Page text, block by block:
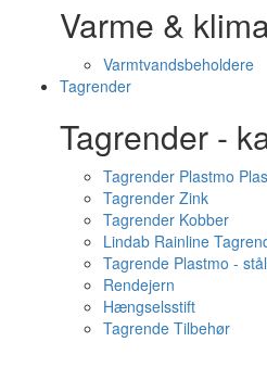
Varme &
Varmtvandsbeholdere
Tagrender
Tagrender -
Tagrender Plastmo
Tagrender Zink
Tagrender Kobber
Lindab Rainline
Tagrende Plastmo -
Rendejern
Hængselsstift
Tagrende Tilbehør